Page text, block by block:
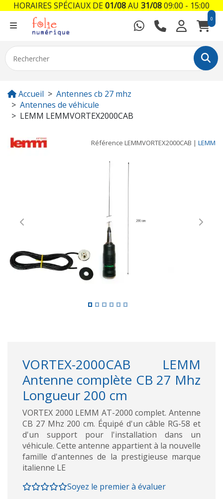
0
Accueil
Antennes cb 27 mhz
Antennes de véhicule
LEMM LEMMVORTEX2000CAB
Référence LEMMVORTEX2000CAB | LEMM
Previous Next
VORTEX-2000CAB LEMM
Antenne complète CB 27 Mhz
Longueur 200 cm
VORTEX 2000 LEMM AT-2000 complet. Antenne
CB 27 Mhz 200 cm. Équipé d'un câble RG-58 et
d'un support pour l'installation dans un
véhicule. Cette antenne appartient à la nouvelle
famille d'antennes de la prestigieuse marque
italienne LE
Soyez le premier à évaluer
HORAIRES SPÉCIAUX DE01/08AU 31/0809:00 - 15:00